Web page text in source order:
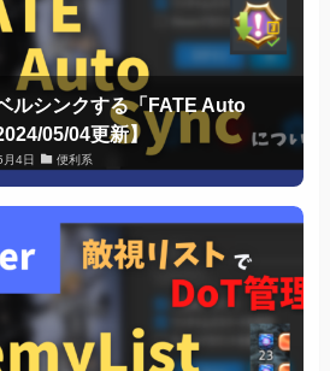
ルシンクする「FATE Auto
05/04更新】
4日 便利系